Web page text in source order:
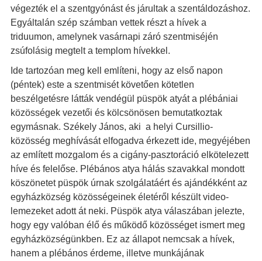
végezték el a szentgyónást és járultak a szentáldozáshoz.
Egyáltalán szép számban vettek részt a hívek a
triduumon, amelynek vasárnapi záró szentmiséjén
zsúfolásig megtelt a templom hívekkel.
Ide tartozóan meg kell említeni, hogy az első napon
(péntek) este a szentmisét követően kötetlen
beszélgetésre látták vendégül püspök atyát a plébániai
közösségek vezetői és kölcsönösen bemutatkoztak
egymásnak. Székely János, aki a helyi Cursillio-
közösség meghívását elfogadva érkezett ide, megyéjében
az említett mozgalom és a cigány-pasztoráció elkötelezett
híve és felelőse. Plébános atya hálás szavakkal mondott
köszönetet püspök úrnak szolgálatáért és ajándékként az
egyházközség közösségeinek életéről készült video-
lemezeket adott át neki. Püspök atya válaszában jelezte,
hogy egy valóban élő és működő közösséget ismert meg
egyházközségünkben. Ez az állapot nemcsak a hívek,
hanem a plébános érdeme, illetve munkájának